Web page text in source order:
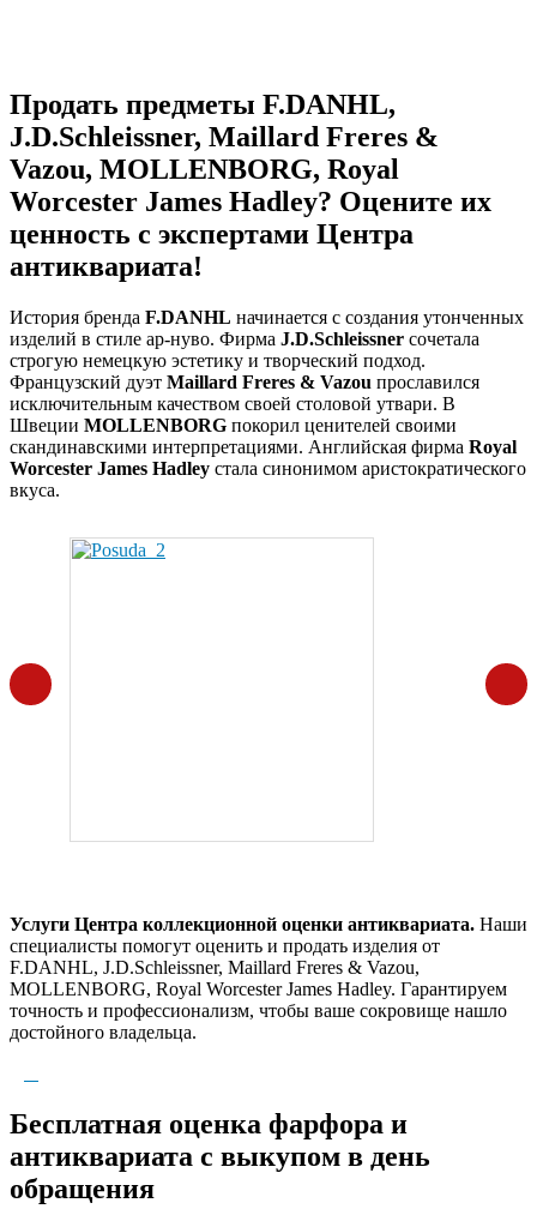
Продать предметы F.DANHL,
J.D.Schleissner, Maillard Freres &
Vazou, MOLLENBORG, Royal
Worcester James Hadley? Оцените их
ценность с экспертами Центра
антиквариата!
История бренда F.DANHL начинается с создания утонченных
изделий в стиле ар-нуво. Фирма J.D.Schleissner сочетала
строгую немецкую эстетику и творческий подход.
Французский дуэт Maillard Freres & Vazou прославился
исключительным качеством своей столовой утвари. В
Швеции MOLLENBORG покорил ценителей своими
скандинавскими интерпретациями. Английская фирма Royal
Worcester James Hadley стала синонимом аристократического
вкуса.
Услуги Центра коллекционной оценки антиквариата. Наши
специалисты помогут оценить и продать изделия от
F.DANHL, J.D.Schleissner, Maillard Freres & Vazou,
MOLLENBORG, Royal Worcester James Hadley. Гарантируем
точность и профессионализм, чтобы ваше сокровище нашло
достойного владельца.
Бесплатная оценка фарфора и
антиквариата с выкупом в день
обращения